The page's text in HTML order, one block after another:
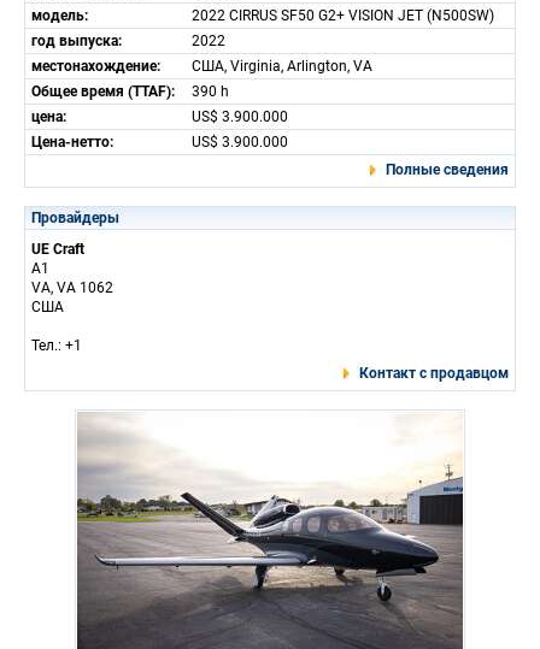
модель:
2022 CIRRUS SF50 G2+ VISION JET (N500SW)
год выпуска:
2022
местонахождение:
США, Virginia, Arlington, VA
Общее время (TTAF):
390 h
цена:
US$ 3.900.000
Цена-нетто:
US$ 3.900.000
Полные сведения
Провайдеры
UE Craft
A1
VA, VA 1062
США
Тел.: +1
Контакт с продавцом